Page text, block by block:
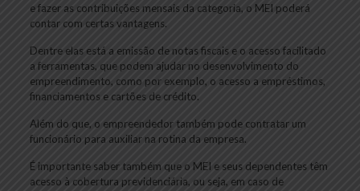
e fazer as contribuições mensais da categoria, o MEI poderá
contar com certas vantagens.
Dentre elas está a emissão de notas fiscais e o acesso facilitado
a ferramentas, que podem ajudar no desenvolvimento do
empreendimento, como por exemplo, o acesso a empréstimos,
financiamentos e cartões de crédito.
Além do que, o empreendedor também pode contratar um
funcionário para auxiliar na rotina da empresa.
É importante saber também que o MEI e seus dependentes têm
acesso à cobertura previdenciária, ou seja, em caso de